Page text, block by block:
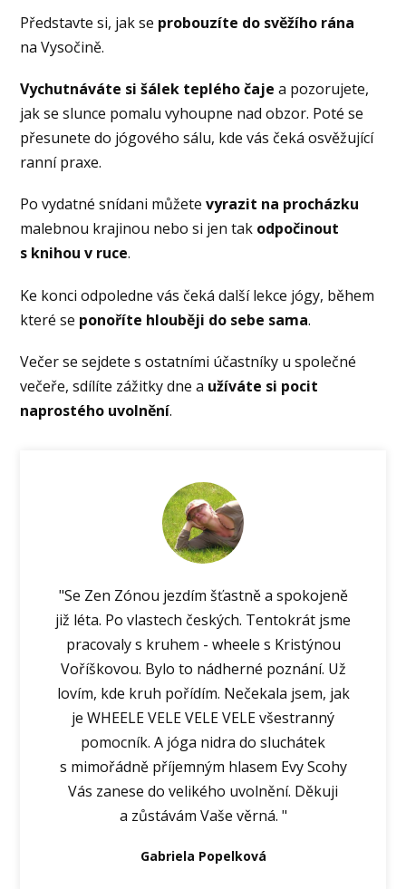
Představte si, jak se probouzíte do svěžího rána
na Vysočině.
Vychutnáváte si šálek teplého čaje a pozorujete,
jak se slunce pomalu vyhoupne nad obzor. Poté se
přesunete do jógového sálu, kde vás čeká osvěžující
ranní praxe.
Po vydatné snídani můžetevyrazit na procházku
malebnou krajinou nebo si jen tak odpočinout
s knihou v ruce.
Ke konci odpoledne vás čeká další lekce jógy, během
které se ponoříte hlouběji do sebe sama.
Večer se sejdete s ostatními účastníky u společné
večeře, sdílíte zážitky dne a užíváte si pocit
naprostého uvolnění.
"Se Zen Zónou jezdím šťastně a spokojeně
již léta. Po vlastech českých. Tentokrát jsme
pracovaly s kruhem - wheele s Kristýnou
Voříškovou. Bylo to nádherné poznání. Už
lovím, kde kruh pořídím. Nečekala jsem, jak
je WHEELE VELE VELE VELE všestranný
pomocník. A jóga nidra do sluchátek
s mimořádně příjemným hlasem Evy Scohy
Vás zanese do velikého uvolnění. Děkuji
a zůstávám Vaše věrná. "
Gabriela Popelková